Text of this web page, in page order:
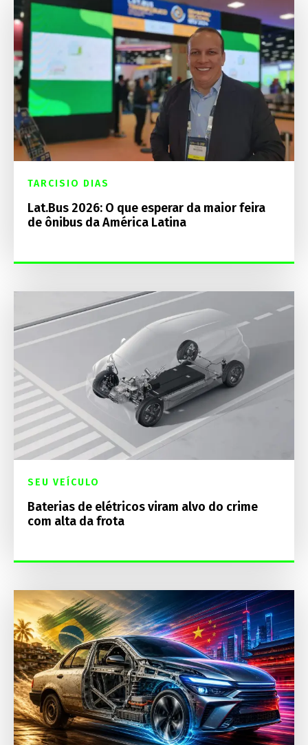
TARCISIO DIAS
Lat.Bus 2026: O que esperar da maior feira
de ônibus da América Latina
SEU VEÍCULO
Baterias de elétricos viram alvo do crime
com alta da frota